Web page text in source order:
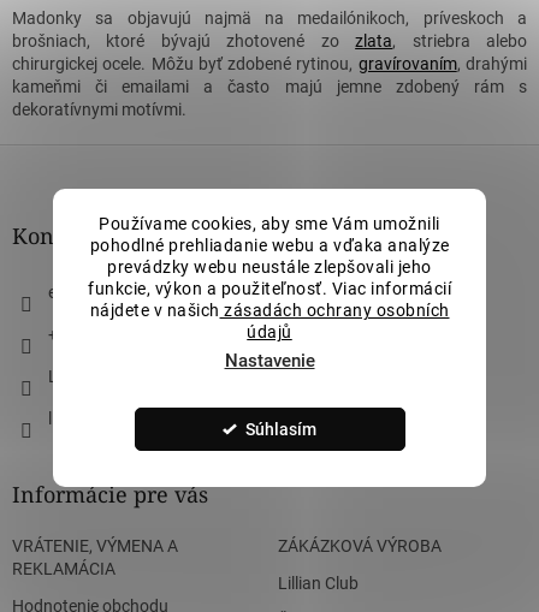
Používame cookies, aby sme Vám umožnili
pohodlné prehliadanie webu a vďaka analýze
prevádzky webu neustále zlepšovali jeho
funkcie, výkon a použiteľnosť. Viac informácií
nájdete v našich zásadách ochrany osobních
údajů
Nastavenie
Súhlasím
Madonky sa objavujú najmä na medailónikoch, príveskoch a
brošniach, ktoré bývajú zhotovené zozlata, striebra alebo
chirurgickej ocele. Môžu byť zdobené rytinou, gravírovaním, drahými
kameňmi či emailami a často majú jemne zdobený rám s
dekoratívnymi motívmi.
Kontakt
eshop@lillianvassago.sk
+421 911 490 710
Lillian Vassago Jewellery
lillian_vassago
Informácie pre vás
VRÁTENIE, VÝMENA A
REKLAMÁCIA
Hodnotenie obchodu
ZÁKÁZKOVÁ VÝROBA
Lillian Club